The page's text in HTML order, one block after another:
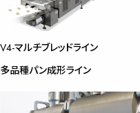
V4-マルチブレッドライン
多品種パン成形ライン